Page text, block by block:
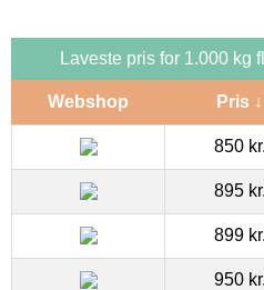
Laveste pris for 1.000 kg
Webshop Pris ↓
850 kr.
895 kr.
899 kr.
950 kr.